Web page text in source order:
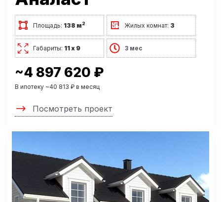
Площадь: 138 м2 Жилых комнат: 3
Габариты: 11 х 9 3 мес
~4 897 620 ₽
В ипотеку ~40 813 ₽ в месяц
Посмотреть проект